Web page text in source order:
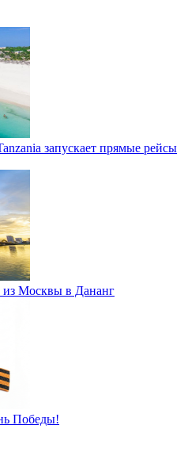
запускает прямые рейсы
из Москвы в Дананг
Победы!